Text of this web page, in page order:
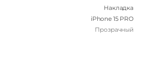
Накладка
iPhone 15 PRO
Прозрачный